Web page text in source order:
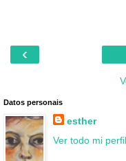
‹
Datos personais
esther
Ver todo mi perfil